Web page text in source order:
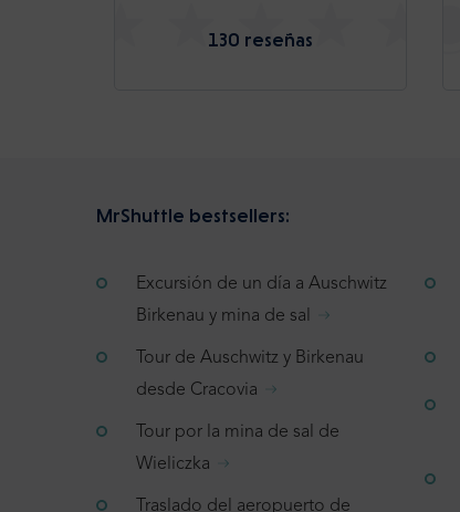
130 reseñas
MrShuttle bestsellers:
Excursión de un día a Auschwitz
Birkenau y mina de sal
Tour de Auschwitz y Birkenau
desde Cracovia
Tour por la mina de sal de
Wieliczka
Traslado del aeropuerto de